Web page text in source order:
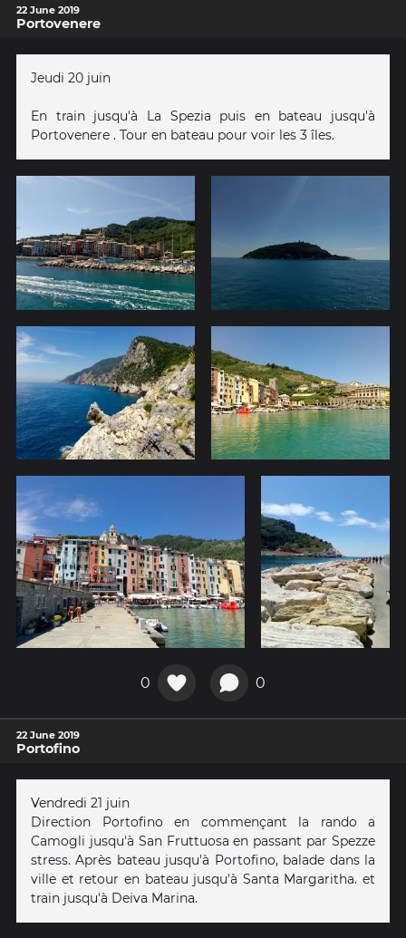
22 June 2019
Portovenere
Jeudi 20 juin
En train jusqu'à La Spezia puis en bateau jusqu'à
Portovenere . Tour en bateau pour voir les 3 îles.
0 0
22 June 2019
Portofino
Vendredi 21 juin
Direction Portofino en commençant la rando a
Camogli jusqu'à San Fruttuosa en passant par Spezze
stress. Après bateau jusqu'à Portofino, balade dans la
ville et retour en bateau jusqu'à Santa Margaritha. et
train jusqu'à Deiva Marina.